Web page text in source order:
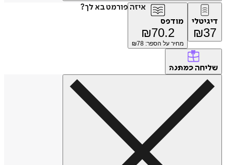
איזה פורמט בא לך?
דיגיטלי
₪37
מודפס
₪70.2
מחיר על הספר: ₪ 78
שליחה כמתנה